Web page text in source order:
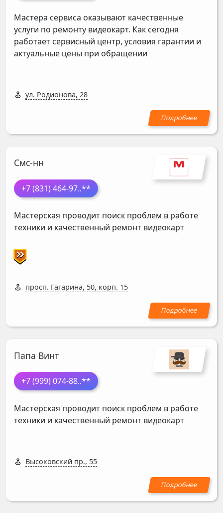
Мастера сервиса оказывают качественные
услуги по ремонту видеокарт. Как сегодня
работает сервисный центр, условия гарантии и
актуальные цены при обращении
ул. Родионова, 28
Смс-нн
+7 (831) 464-97..**
Мастерская проводит поиск проблем в работе
техники и качественный ремонт видеокарт
просп. Гагарина, 50, корп. 15
Папа Винт
+7 (999) 074-88..**
Мастерская проводит поиск проблем в работе
техники и качественный ремонт видеокарт
Высоковский пр., 55